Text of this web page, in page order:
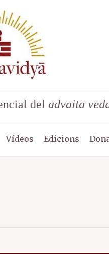
del advaita
Vídeos Edicions